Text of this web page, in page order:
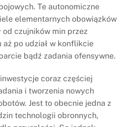
Te autonomiczne
elementarnych obowiązków
od czujników min przez
aż po udział w konflikcie
bądź zadania ofensywne.
coraz częściej
i tworzenia nowych
Jest to obecnie jedna z
technologii obronnych,